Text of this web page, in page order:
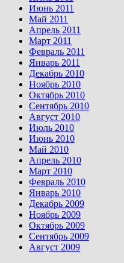
Июнь 2011
Май 2011
Апрель 2011
Март 2011
Февраль 2011
Январь 2011
Декабрь 2010
Ноябрь 2010
Октябрь 2010
Сентябрь 2010
Август 2010
Июль 2010
Июнь 2010
Май 2010
Апрель 2010
Март 2010
Февраль 2010
Январь 2010
Декабрь 2009
Ноябрь 2009
Октябрь 2009
Сентябрь 2009
Август 2009